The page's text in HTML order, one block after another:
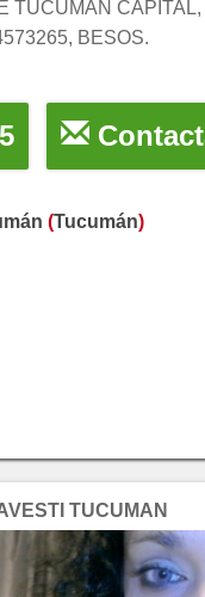
TUCUMAN
BESOS.
(Tucumán)
TUCUMAN